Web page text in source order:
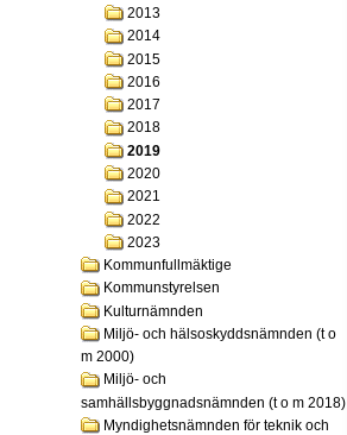
2013
2014
2015
2016
2017
2018
2019
2020
2021
2022
2023
Kommunfullmäktige
Kommunstyrelsen
Kulturnämnden
Miljö- och hälsoskyddsnämnden (t o
m 2000)
Miljö- och
samhällsbyggnadsnämnden (t o m 2018)
Myndighetsnämnden för teknik och